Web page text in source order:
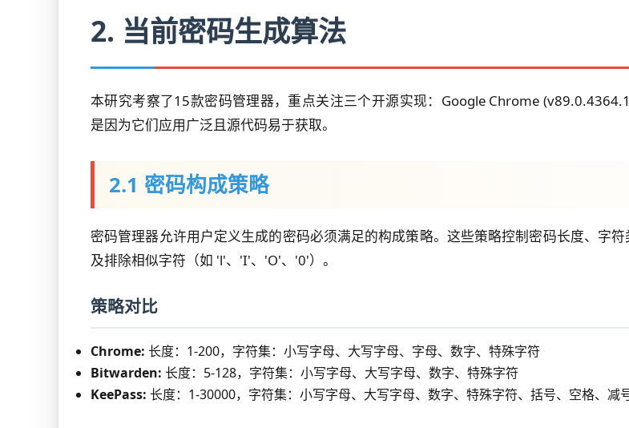
2. 当前密码生成算法
本研究考察了15款密码管理器，重点关注三个开源实现：Google Chrome
是因为它们应用广泛且源代码易于获取。
2.1 密码构成策略
密码管理器允许用户定义生成的密码必须满足的构成策略。这些策略控制密码长度、字
及排除相似字符（如 'l'、'I'、'O'、'0'）。
策略对比
Chrome: 长度：1-200，字符集：小写字母、大写字母、字母、数字、特殊字符
Bitwarden: 长度：5-128，字符集：小写字母、大写字母、数字、特殊字符
KeePass: 长度：1-30000，字符集：小写字母、大写字母、数字、特殊字符、括号、空格、减